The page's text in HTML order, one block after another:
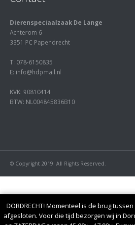
Dierenspeciaalzaak De Lange
Achterom 6
3351 PC Papendrecht
T: 078-6150835
E: info@hdpmail.nl
KVK: 90810414
BTW: NL004845836B10
© Copyright 2019. All Rights Reserved.
Deze website maakt gebruik van
ervaring te verbeteren.
Cookie
DORDRECHT! Momenteel is de brug
afgesloten. Voor die tijd bezorgen wij in